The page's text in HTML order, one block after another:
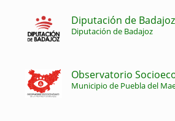
Diputación de Badajoz
Diputación de Badajoz
Observatorio
Municipio de Puebla del